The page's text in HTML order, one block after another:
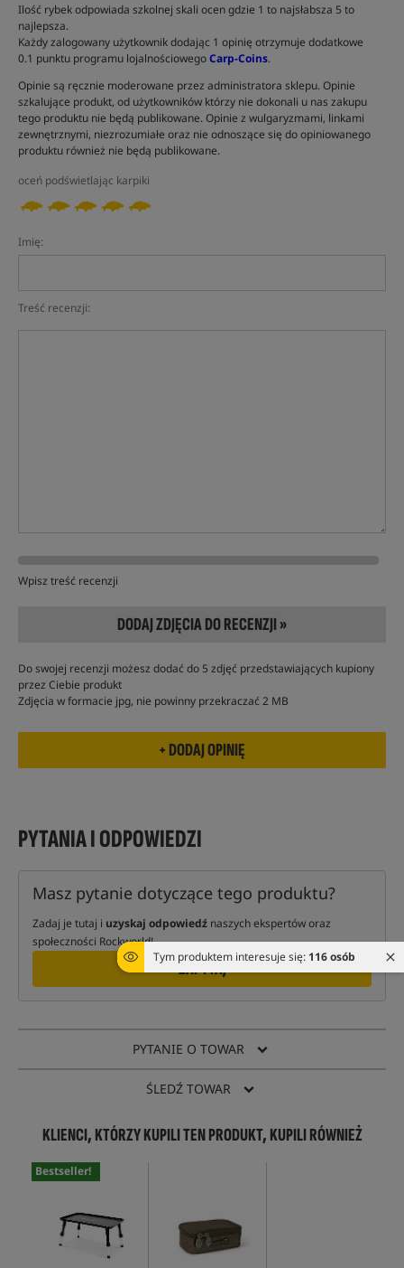
Tym produktem interesuje się: 116 osób
Ilość rybek odpowiada szkolnej skali ocen gdzie 1 to najsłabsza 5 to
najlepsza.
Każdy zalogowany użytkownik dodając 1 opinię otrzymuje dodatkowe
0.1 punktu programu lojalnościowegoCarp-Coins.
Opinie są ręcznie moderowane przez administratora sklepu. Opinie
szkalujące produkt, od użytkowników którzy nie dokonali u nas zakupu
tego produktu nie będą publikowane. Opinie z wulgaryzmami, linkami
zewnętrznymi, niezrozumiałe oraz nie odnoszące się do opiniowanego
produktu również nie będą publikowane.
oceń podświetlając karpiki
Imię:
Treść recenzji:
Wpisz treść recenzji
DODAJ ZDJĘCIA DO RECENZJI »
Do swojej recenzji możesz dodać do 5 zdjęć przedstawiających kupiony
przez Ciebie produkt
Zdjęcia w formacie jpg, nie powinny przekraczać 2 MB
PYTANIA I ODPOWIEDZI
Masz pytanie dotyczące tego produktu?
Zadaj je tutaj i uzyskaj odpowiedź naszych ekspertów oraz
społeczności Rockworld!
ZAPYTAJ
PYTANIE O TOWAR
ŚLEDŹ TOWAR
KLIENCI, KTÓRZY KUPILI TEN PRODUKT, KUPILI RÓWNIEŻ
Bestseller!